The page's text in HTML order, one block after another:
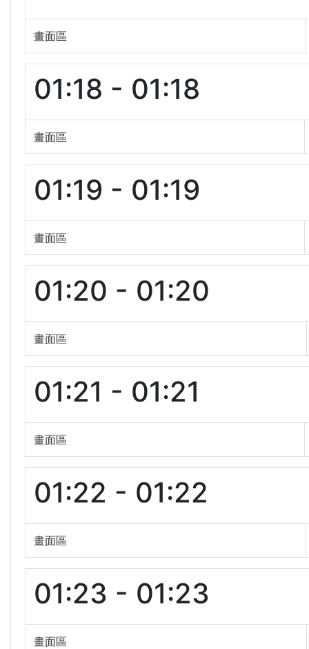
畫面區
01:18 - 01:18
畫面區
01:19 - 01:19
畫面區
01:20 - 01:20
畫面區
01:21 - 01:21
畫面區
01:22 - 01:22
畫面區
01:23 - 01:23
畫面區